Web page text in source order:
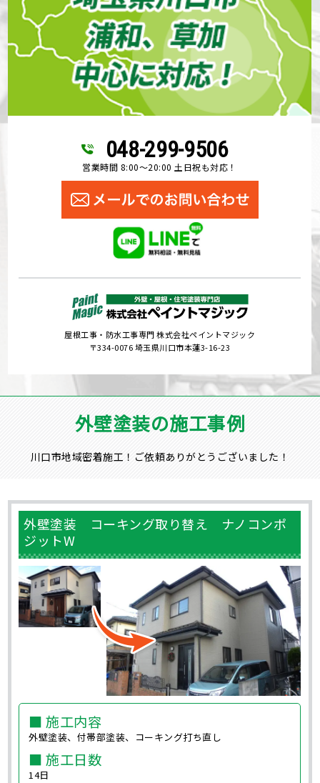
048-299-9506
営業時間 8:00～20:00 土日祝も対応！
屋根工事・防水工事専門 株式会社ペイントマジック
〒334-0076 埼玉県川口市本蓮3-16-23
外壁塗装の施工事例
川口市地域密着施工！ご依頼ありがとうございました！
外壁塗装 コーキング取り替え ナノコンポ
ジットW
■ 施工内容
外壁塗装、付帯部塗装、コーキング打ち直し
■ 施工日数
14日